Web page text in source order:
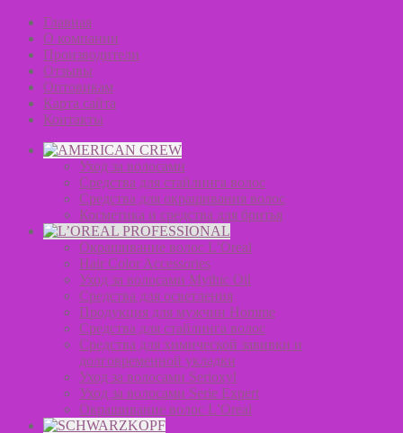
Главная
О компании
Производители
Отзывы
Оптовикам
Карта сайта
Контакты
Уход за волосами
Средства для стайлинга волос
Средства для окрашивания волос
Косметика и средства для бритья
Окрашивание волос L’Oreal
Hair Color Accessories
Уход за волосами Mythic Oil
Средства для осветления
Продукция для мужчин Homme
Средства для стайлинга волос
Средства для химической завивки и
долговременной укладки
Уход за волосами Serioxyl
Уход за волосами Serie Expert
Окрашивание волос L’Oreal